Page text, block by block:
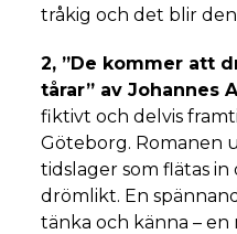
tråkig och det blir
2, ”De kommer att
tårar” av Johannes
fiktivt och delvis
Göteborg. Romanen
tidslager som flätas
drömlikt. En
tänka och känna –